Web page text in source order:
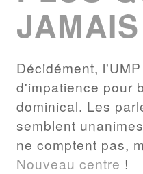
Décidément,
d'impatience pour
dominical. Les
semblent
ne comptent pas,
Nouveau centre !